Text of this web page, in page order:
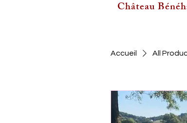
Château
Accueil All